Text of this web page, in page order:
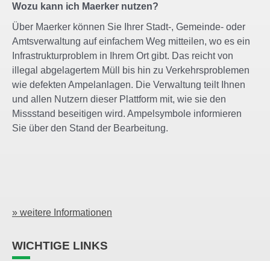
Wozu kann ich Maerker nutzen?
Über Maerker können Sie Ihrer Stadt-, Gemeinde- oder
Amtsverwaltung auf einfachem Weg mitteilen, wo es ein
Infrastrukturproblem in Ihrem Ort gibt. Das reicht von
illegal abgelagertem Müll bis hin zu Verkehrsproblemen
wie defekten Ampelanlagen. Die Verwaltung teilt Ihnen
und allen Nutzern dieser Plattform mit, wie sie den
Missstand beseitigen wird. Ampelsymbole informieren
Sie über den Stand der Bearbeitung.
» weitere Informationen
WICHTIGE LINKS